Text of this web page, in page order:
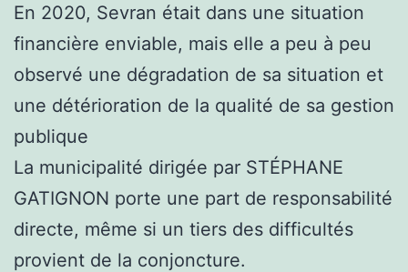
En 2020, Sevran était dans une situation
financière enviable, mais elle a peu à peu
observé une dégradation de sa situation et
une détérioration de la qualité de sa gestion
publique
La municipalité dirigée par STÉPHANE
GATIGNON porte une part de responsabilité
directe, même si un tiers des difficultés
provient de la conjoncture.